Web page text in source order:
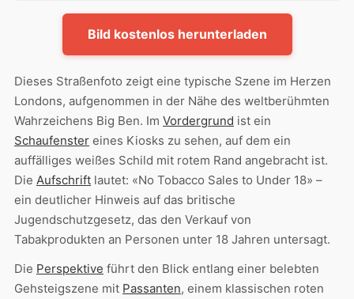
Bild kostenlos herunterladen
Dieses Straßenfoto zeigt eine typische Szene im Herzen
Londons, aufgenommen in der Nähe des weltberühmten
Wahrzeichens Big Ben. Im Vordergrund ist ein
Schaufenster eines Kiosks zu sehen, auf dem ein
auffälliges weißes Schild mit rotem Rand angebracht ist.
Die Aufschrift lautet: «No Tobacco Sales to Under 18» –
ein deutlicher Hinweis auf das britische
Jugendschutzgesetz, das den Verkauf von
Tabakprodukten an Personen unter 18 Jahren untersagt.
Die Perspektive führt den Blick entlang einer belebten
Gehsteigszene mit Passanten, einem klassischen roten